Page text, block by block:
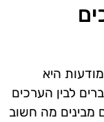
היא
לבין הערכים
מה חשוב